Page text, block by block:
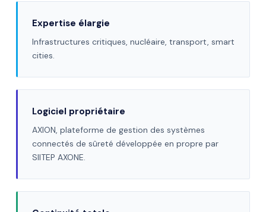
Expertise élargie
Infrastructures critiques, nucléaire, transport, smart
cities.
Logiciel propriétaire
AXION, plateforme de gestion des systèmes
connectés de sûreté développée en propre par
SIITEP AXONE.